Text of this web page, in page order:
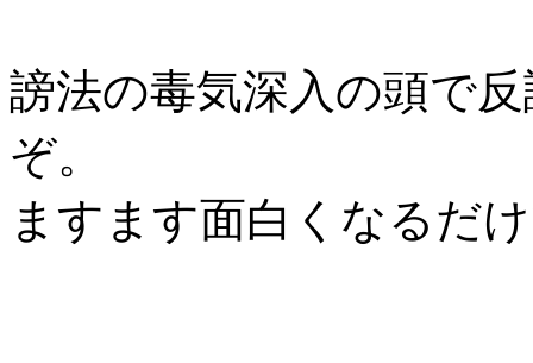
謗法の毒気深入の頭で
ぞ。
ますます面白くなるだ